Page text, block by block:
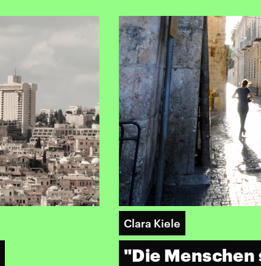
Clara Kiele
"Die